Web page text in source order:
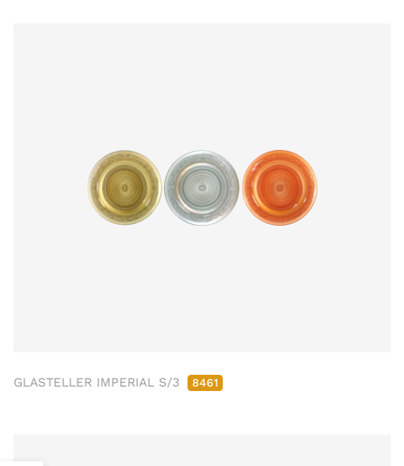
GLASTELLER IMPERIAL S/3 8461